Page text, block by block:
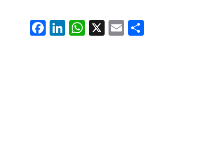
Fa
ce
Li
nk
W
ha
X E
m
Pa
rt